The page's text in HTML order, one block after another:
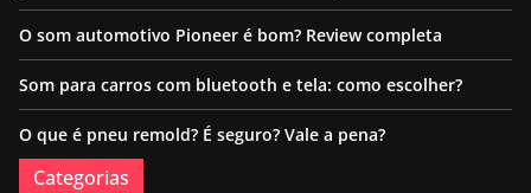
O som automotivo Pioneer é bom? Review completa
Som para carros com bluetooth e tela: como escolher?
O que é pneu remold? É seguro? Vale a pena?
Categorias